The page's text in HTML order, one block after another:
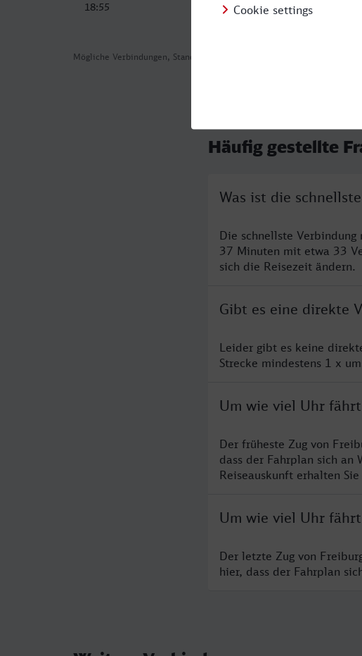
Mögliche Verbindungen, Stand: 2026-08-06 07:50
18:55
06:52
Häufig gestellte
Was ist die
Die schnellste Verbindung
37 Minuten mit etwa 33
sich die Reisezeit ändern.
Gibt es eine direkte
Leider gibt es keine
Strecke mindestens 1 x
Um wie viel Uhr
Der früheste Zug von
dass der Fahrplan sich an
Reiseauskunft erhalten
Um wie viel Uhr
Der letzte Zug von
hier, dass der Fahrplan